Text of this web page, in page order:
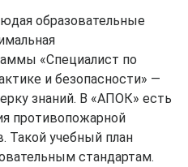
образовательные
«Специалист по
и безопасности» —
знаний. В «АПОК» есть
противопожарной
Такой учебный план
стандартам.